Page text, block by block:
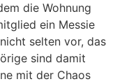
die Wohnung
ein Messie
selten vor, das
sind damit
mit der Chaos